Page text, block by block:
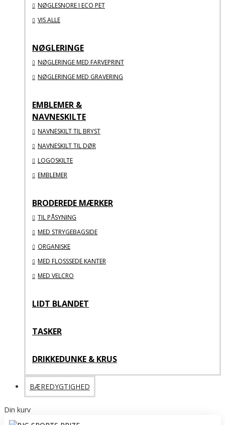
NØGLESNORE I ECO PET
VIS ALLE
NØGLERINGE
NØGLERINGE MED FARVEPRINT
NØGLERINGE MED GRAVERING
EMBLEMER &
NAVNESKILTE
NAVNESKILT TIL BRYST
NAVNESKILT TIL DØR
LOGOSKILTE
EMBLEMER
BRODEREDE MÆRKER
TIL PÅSYNING
MED STRYGEBAGSIDE
ORGANISKE
MED FLOSSSEDE KANTER
MED VELCRO
LIDT BLANDET
TASKER
DRIKKEDUNKE & KRUS
BÆREDYGTIGHED
Din kurv